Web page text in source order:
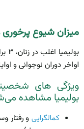
میزان شیوع
اواخر دوران نوجوانی و اوایل دهه ۲۰
ویژگی های
بولیمیا مشاهده
کمالگرایی و رفتار